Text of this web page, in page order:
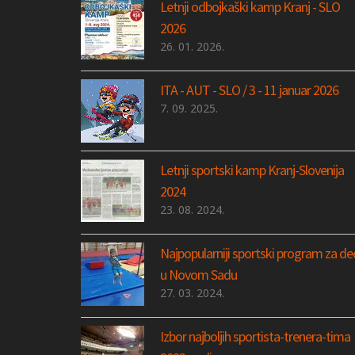
Letnji odbojkaški kamp Kranj - SLO
2026
26. 01. 2026.
ITA - AUT - SLO / 3 - 11 januar 2026
7. 09. 2025.
Letnji sportski kamp Kranj-Slovenija
2024
23. 08. 2024.
Najpopularniji sportski program za
u Novom Sadu
27. 03. 2024.
Izbor najboljih sportista-trenera-tima